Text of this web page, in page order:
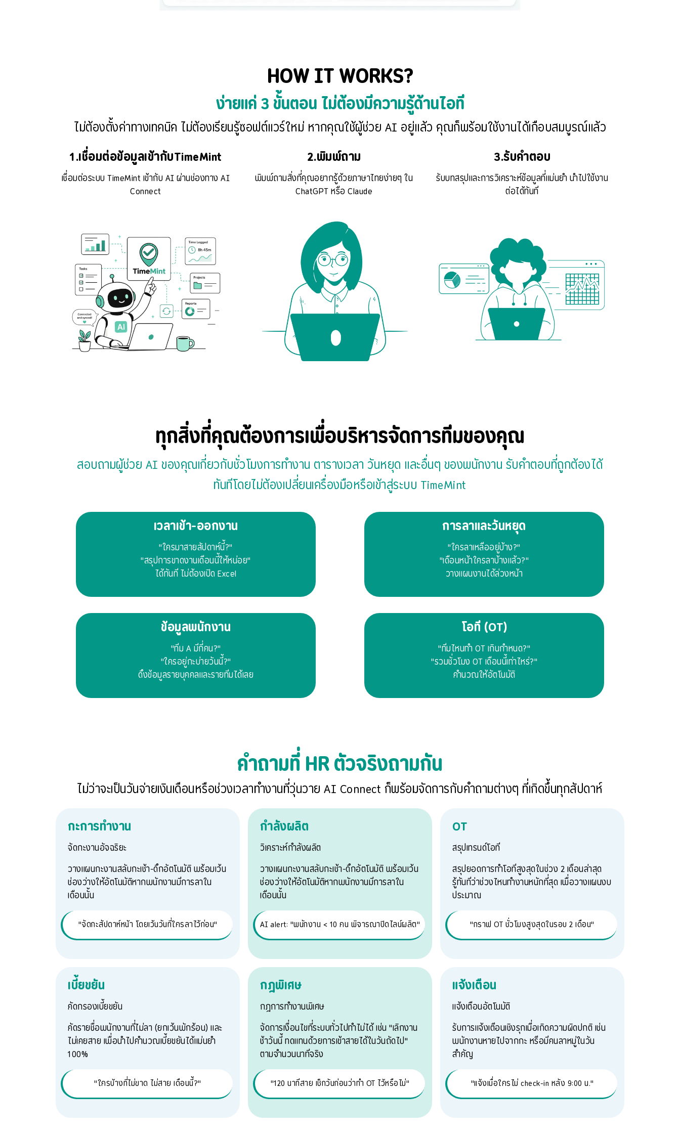
HOW IT WORKS?
ง่ายแค่ 3 ขั้นตอน ไม่ต้องมีความรู้ด้านไอที
ไม่ต้องตั้งค่าทางเทคนิค ไม่ต้องเรียนรู้ซอฟต์แวร์ใหม่ หากคุณใช้ผู้ช่วย AI อยู่แล้ว คุณก็พร้อมใช้งานได้เกือบสมบูรณ์แล้ว
1.เชื่อมต่อข้อมูลเข้ากับTimeMint
เชื่อมต่อระบบ TimeMint เข้ากับ AI ผ่านช่องทาง AI
Connect
2.พิมพ์ถาม
พิมพ์ถามสิ่งที่คุณอยากรู้ด้วยภาษาไทยง่ายๆ ใน
ChatGPT หรือ Claude
3.รับคำตอบ
รับบทสรุปและการวิเคราะห์ข้อมูลที่แม่นยำ นำไปใช้งาน
ต่อได้ทันที
ทุกสิ่งที่คุณต้องการเพื่อบริหารจัดการทีมของคุณ
สอบถามผู้ช่วย AI ของคุณเกี่ยวกับชั่วโมงการทำงาน ตารางเวลา วันหยุด และอื่นๆ ของพนักงาน รับคำตอบที่ถูกต้องได้
ทันทีโดยไม่ต้องเปลี่ยนเครื่องมือหรือเข้าสู่ระบบ TimeMint
เวลาเข้า-ออกงาน
"ใครมาสายสัปดาห์นี้?"
"สรุปการขาดงานเดือนนี้ให้หน่อย"
ได้ทันที ไม่ต้องเปิด Excel
การลาและวันหยุด
"ใครลาเหลืออยู่บ้าง?"
"เดือนหน้าใครลาบ้างแล้ว?"
วางแผนงานได้ล่วงหน้า
ข้อมูลพนักงาน
"ทีม A มีกี่คน?"
"ใครอยู่กะบ่ายวันนี้?"
ดึงข้อมูลรายบุคคลและรายทีมได้เลย
โอที (OT)
"ทีมไหนทำ OT เกินกำหนด?"
"รวมชั่วโมง OT เดือนนี้เท่าไหร่?"
คำนวณให้อัตโนมัติ
คำถามที่ HR ตัวจริงถามกัน
ไม่ว่าจะเป็นวันจ่ายเงินเดือนหรือช่วงเวลาทำงานที่วุ่นวาย AI Connect ก็พร้อมจัดการกับคำถามต่างๆ ที่เกิดขึ้นทุกสัปดาห์
กะการทำงาน
จัดกะงานอัจฉริยะ
วางแผนกะงานสลับกะเช้า-ดึกอัตโนมัติ พร้อมเว้น
ช่องว่างให้อัตโนมัติหากพนักงานมีการลาใน
เดือนนั้น
"จัดกะสัปดาห์หน้า โดยเว้นวันที่ใครลาไว้ก่อน"
กำลังผลิต
วิเคราะห์กำลังผลิต
วางแผนกะงานสลับกะเช้า-ดึกอัตโนมัติ พร้อมเว้น
ช่องว่างให้อัตโนมัติหากพนักงานมีการลาใน
เดือนนั้น
AI alert: "พนักงาน < 10 คน พิจารณาปิดไลน์ผลิต"
OT
สรุปเทรนด์โอที
สรุปยอดการทำโอทีสูงสุดในช่วง 2 เดือนล่าสุด
รู้ทันทีว่าช่วงไหนทำงานหนักที่สุด เพื่อวางแผนงบ
ประมาณ
"กราฟ OT ชั่วโมงสูงสุดในรอบ 2 เดือน"
เบี้ยขยัน
คัดกรองเบี้ยขยัน
คัดรายชื่อพนักงานที่ไม่ลา (ยกเว้นพักร้อน) และ
ไม่เคยสาย เพื่อนำไปคำนวณเบี้ยขยันได้แม่นยำ
100%
"ใครบ้างที่ไม่ขาด ไม่สาย เดือนนี้?"
กฎพิเศษ
กฎการทำงานพิเศษ
จัดการเงื่อนไขที่ระบบทั่วไปทำไม่ได้ เช่น "เลิกงาน
ช้าวันนี้ ทดแทนด้วยการเข้าสายได้ในวันถัดไป"
ตามจำนวนนาทีจริง
"120 นาทีสาย เช็กวันก่อนว่าทำ OT ไว้หรือไม่"
แจ้งเตือน
แจ้งเตือนอัตโนมัติ
รับการแจ้งเตือนเชิงรุกเมื่อเกิดความผิดปกติ เช่น
พนักงานหายไปจากกะ หรือมีคนลาหมู่ในวัน
สำคัญ
"แจ้งเมื่อใครไม่ check-in หลัง 9:00 น."